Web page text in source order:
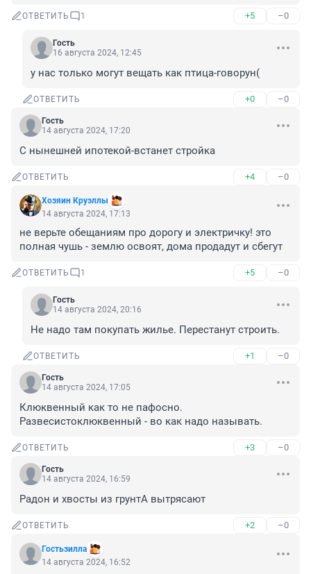
ОТВЕТИТЬ 1 +5 –0
Гость
16 августа 2024, 12:45
у нас только могут вещать как птица-говорун(
ОТВЕТИТЬ +0 –0
Гость
14 августа 2024, 17:20
С нынешней ипотекой-встанет стройка
ОТВЕТИТЬ +4 –0
Хозяин Круэллы
14 августа 2024, 17:13
не верьте обещаниям про дорогу и электричку! это
полная чушь - землю освоят, дома продадут и сбегут
ОТВЕТИТЬ 1 +5 –0
Гость
14 августа 2024, 20:16
Не надо там покупать жилье. Перестанут строить.
ОТВЕТИТЬ +1 –0
Гость
14 августа 2024, 17:05
Клюквенный как то не пафосно.
Развесистоклюквенный - во как надо называть.
ОТВЕТИТЬ +3 –0
Гость
14 августа 2024, 16:59
Радон и хвосты из грунтА вытрясают
ОТВЕТИТЬ +2 –0
Гостьзилла
14 августа 2024, 16:52